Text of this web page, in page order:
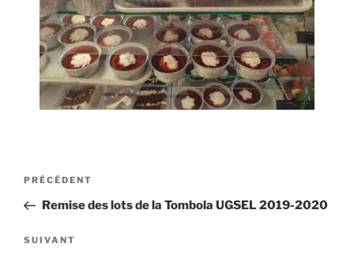
PRÉCÉDENT
Remise des lots de la Tombola UGSEL 2019-2020
SUIVANT